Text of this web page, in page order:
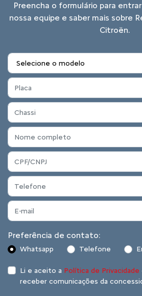
Preencha o formulário para
nossa equipe e saber mais sobre
Citroën.
Preferência de contato:
Whatsapp Telefone
Li e aceito a Política de Privacidade
receber comunicações da